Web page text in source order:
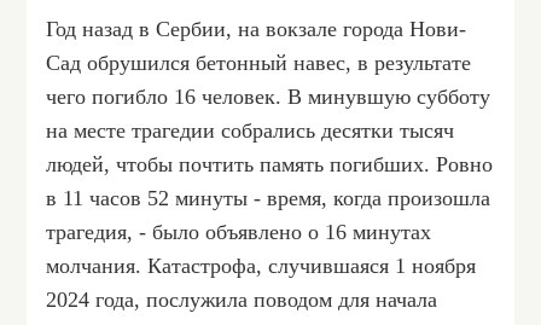
Год назад в Сербии, на вокзале города Нови-
Сад обрушился бетонный навес, в результате
чего погибло 16 человек. В минувшую субботу
на месте трагедии собрались десятки тысяч
людей, чтобы почтить память погибших. Ровно
в 11 часов 52 минуты - время, когда произошла
трагедия, - было объявлено о 16 минутах
молчания. Катастрофа, случившаяся 1 ноября
2024 года, послужила поводом для начала